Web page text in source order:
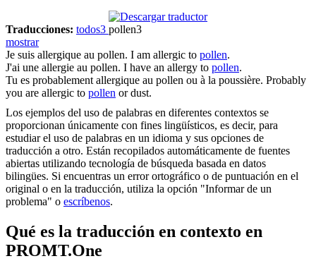
Traducciones: todos3 pollen3
mostrar
Je suis allergique au pollen. I am allergic to pollen.
J'ai une allergie au pollen. I have an allergy to pollen.
Tu es probablement allergique au pollen ou à la poussière. Probably
you are allergic to pollen or dust.
Los ejemplos del uso de palabras en diferentes contextos se
proporcionan únicamente con fines lingüísticos, es decir, para
estudiar el uso de palabras en un idioma y sus opciones de
traducción a otro. Están recopilados automáticamente de fuentes
abiertas utilizando tecnología de búsqueda basada en datos
bilingües. Si encuentras un error ortográfico o de puntuación en el
original o en la traducción, utiliza la opción "Informar de un
problema" o escríbenos.
Qué es la traducción en contexto en
PROMT.One